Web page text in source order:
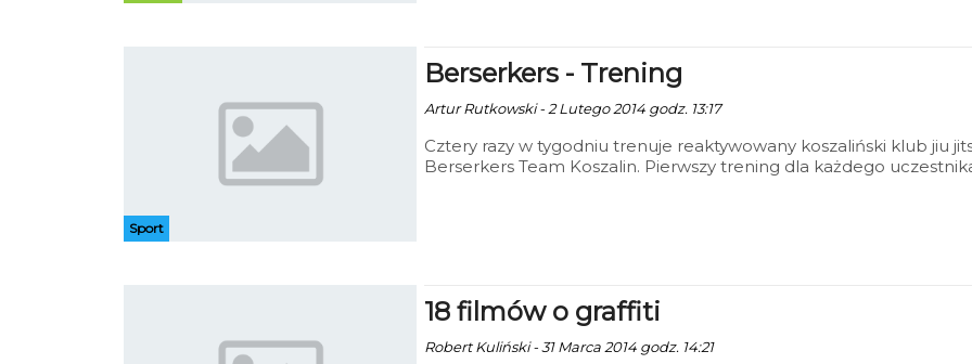
Sport
Berserkers - Trening
Artur Rutkowski - 2 Lutego 2014 godz. 13:17
Cztery razy w tygodniu trenuje reaktywowany koszaliński klub jiu
Berserkers Team Koszalin. Pierwszy trening dla każdego
18 filmów o graffiti
Robert Kuliński - 31 Marca 2014 godz. 14:21